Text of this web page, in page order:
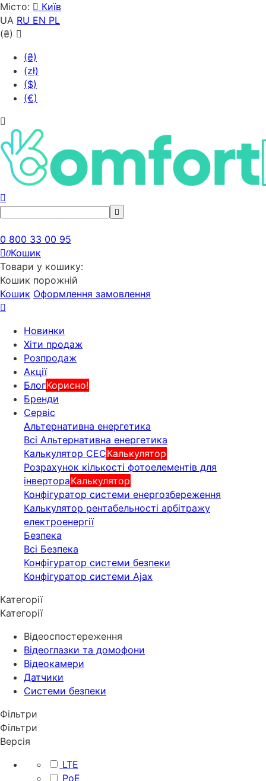
Місто:
Київ
UA RU EN PL
(₴)
(₴)
(zł)
($)
(€)
0 800 33 00 95
0Кошик
Товари у кошику:
Кошик порожній
Кошик Оформлення замовлення
Новинки
Хіти продаж
Розпродаж
Акції
БлогКорисно!
Бренди
Сервіс
Альтернативна енергетика
Всі Альтернативна енергетика
Калькулятор СЕСКалькулятор
Розрахунок кількості фотоелементів для
інвертораКалькулятор
Конфігуратор системи енергозбереження
Калькулятор рентабельності арбітражу
електроенергії
Безпека
Всі Безпека
Конфігуратор системи безпеки
Конфігуратор системи Ajax
Категорії
Категорії
Відеоспостереження
Відеоглазки та домофони
Відеокамери
Датчики
Системи безпеки
Фільтри
Фільтри
Версія
LTE
PoE